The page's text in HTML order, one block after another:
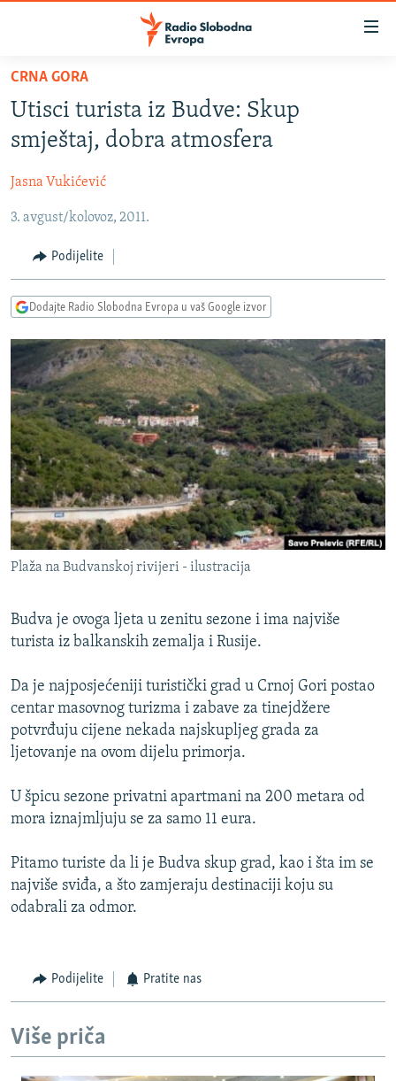
Pređite
glavni
sadržaj
Pređite
na
navigaciju
Pređite
pretragu
BOSNA I HERCEGOVINA
SRBIJA
KOSOVO
CRNA GORA
VIZUELNO
FOTOGALERIJE
INFOGRAFIKE
PODCASTI
RAT U UKRAJINI
KINA NA BALKANU
RSE PRIČE IZ SVIJETA
ISPRIČAJ MI
DNEVNO@RSE
SPECIJALI RSE
VIŠE OD NASLOVA
GENOCID U SREBRENICI
POPLAVE I KLIZIŠTA U BIH 2024.
POST SCRIPTUM
TRI DECENIJE OD RATA U BIH
SVE KARTE DEJTONA
NASTANAK I RASPAD JUGOSLAVIJE
PRATITE NAS
Sve RFE/RL stranice
CRNA GORA
Utisci turista iz Budve: Skup
smještaj, dobra atmosfera
Jasna Vukićević
3. avgust/kolovoz, 2011.
Podijelite
Dodajte Radio Slobodna Evropa u vaš Google izvor
Plaža na Budvanskoj rivijeri - ilustracija
Budva je ovoga ljeta u zenitu sezone i ima najviše
turista iz balkanskih zemalja i Rusije.
Da je najposjećeniji turistički grad u Crnoj Gori postao
centar masovnog turizma i zabave za tinejdžere
potvrđuju cijene nekada najskupljeg grada za
ljetovanje na ovom dijelu primorja.
U špicu sezone privatni apartmani na 200 metara od
mora iznajmljuju se za samo 11 eura.
Pitamo turiste da li je Budva skup grad, kao i šta im se
najviše sviđa, a što zamjeraju destinaciji koju su
odabrali za odmor.
Podijelite Pratite nas
Više priča